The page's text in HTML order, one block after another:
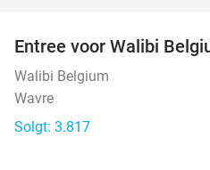
Entree voor Walibi
Walibi Belgium
Wavre
Solgt: 3.817